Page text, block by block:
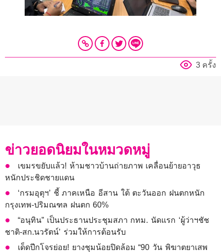
3 ครั้ง
ข่าวยอดนิยมในหมวดหมู่
เขมรขยับแล้ว! ห้ามชาวบ้านถ่ายภาพ เคลื่อนย้ายอาวุธ
หนักประชิดชายแดน
‘กรมอุตุฯ’ ชี้ ภาคเหนือ อีสาน ใต้ ตะวันออก ฝนตกหนัก
กรุงเทพ-ปริมณฑล ฝนตก 60%
“อนุทิน” เป็นประธานประชุมสภา กทม. นัดแรก ‘ผู้ว่าฯชัช
ชาติ-สก.นวรัตน์’ ร่วมให้การต้อนรับ
เด็ดปีกโจรย่อย! ยางชุมน้อยปิดล้อม “90 วัน พิฆาตยาเสพ